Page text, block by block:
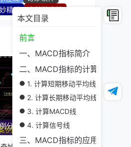
本文目录
前言
一、MACD指标简介
二、MACD指标的计算方法
1. 计算短期移动平均线（EMA）
2. 计算长期移动平均线（EMA）
3. 计算MACD线
4. 计算信号线
三、MACD指标的应用技巧
精髓 奇妙技术站
分析：成功应用展示